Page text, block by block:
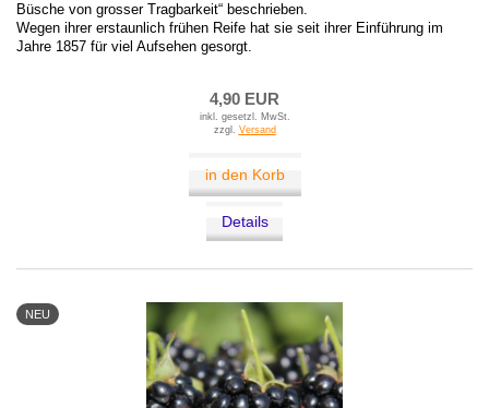
Büsche von grosser Tragbarkeit“ beschrieben.
Wegen ihrer erstaunlich frühen Reife hat sie seit ihrer Einführung im
Jahre 1857 für viel Aufsehen gesorgt.
4,90 EUR
inkl. gesetzl. MwSt.
zzgl. Versand
in den Korb
Details
NEU